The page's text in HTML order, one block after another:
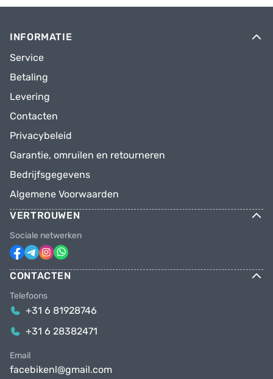
INFORMATIE
Service
Betaling
Levering
Contacten
Privacybeleid
Garantie, omruilen en retourneren
Bedrijfsgegevens
Algemene Voorwaarden
VERTROUWEN
Sociale netwerken
CONTACTEN
Telefoons
+31 6 81928746
+31 6 28382471
Email
facebikenl@gmail.com